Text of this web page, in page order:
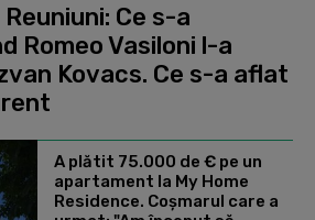
Ce s-a
Romeo Vasiloni l-a
Kovacs. Ce s-a aflat
A plătit 75.000 de € pe un
apartament la My Home
Residence. Coşmarul care a